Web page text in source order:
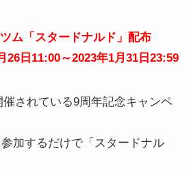
ム「スタードナルド」配布
26日11:00～2023年1月31日23:59
催されている9周年記念キャンペ
加するだけで「スタードナル